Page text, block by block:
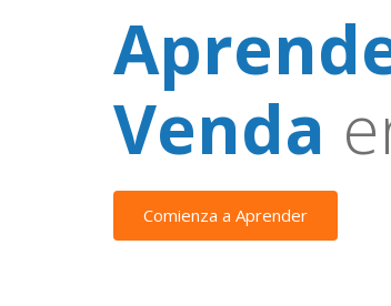
Venda
Comienza a Aprender